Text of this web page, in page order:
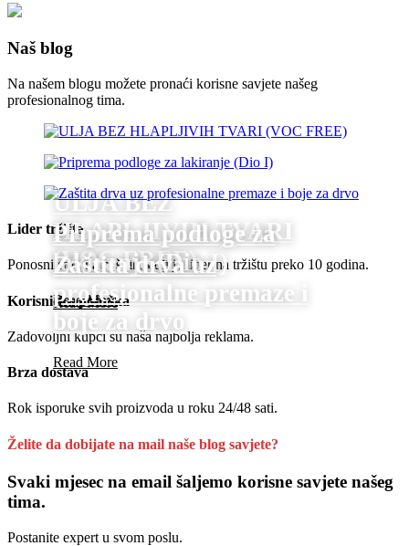
Naš blog
Na našem blogu možete pronaći korisne savjete našeg
profesionalnog tima.
ULJA BEZ
HLAPLJIVIH TVARI
(VOC FREE)
Read More
Priprema podloge za
lakiranje (Dio I)
Read More
Zaštita drva uz
profesionalne premaze i
boje za drvo
Read More
Lider tržišta
Ponosni smo na naš tim koji je lider na tržištu preko 10 godina.
Korisnička podrška
Zadovoljni kupci su naša najbolja reklama.
Brza dostava
Rok isporuke svih proizvoda u roku 24/48 sati.
Želite da dobijate na mail naše blog savjete?
Svaki mjesec na email šaljemo korisne savjete našeg
tima.
Postanite expert u svom poslu.